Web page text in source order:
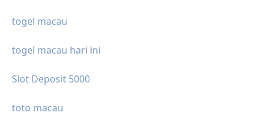
togel macau
togel macau hari ini
Slot Deposit 5000
toto macau